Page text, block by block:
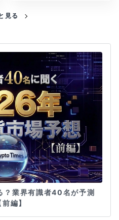
見る
？業界有識者40名が予測
編】